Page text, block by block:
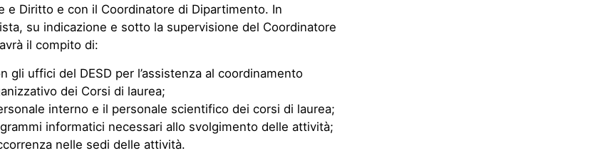
e Diritto e con il Coordinatore di Dipartimento. In
su indicazione e sotto la supervisione del Coordinatore
il compito di:
gli uffici del DESD per l’assistenza al coordinamento
dei Corsi di laurea;
interno e il personale scientifico dei corsi di laurea;
informatici necessari allo svolgimento delle attività;
nelle sedi delle attività.